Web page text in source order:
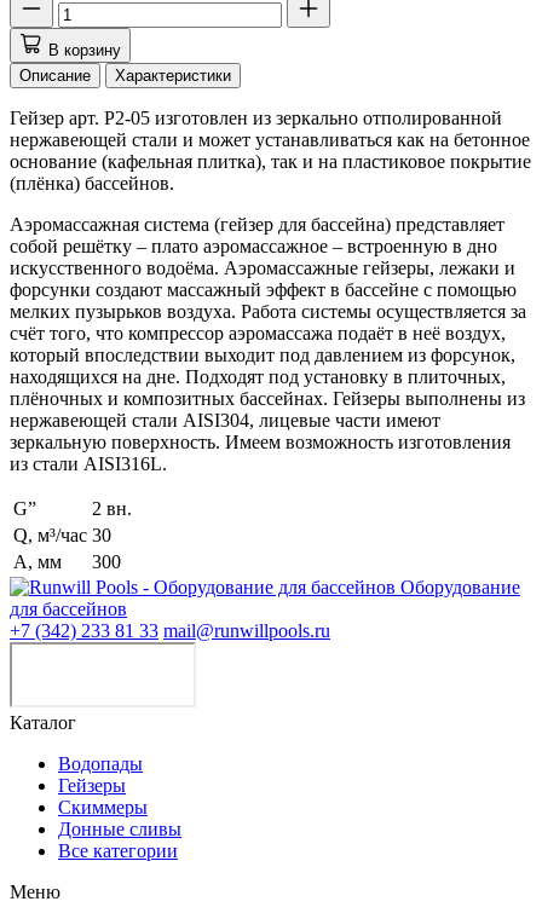
В корзину
Описание
Характеристики
Гейзер арт. Р2-05 изготовлен из зеркально отполированной
нержавеющей стали и может устанавливаться как на бетонное
основание (кафельная плитка), так и на пластиковое покрытие
(плёнка) бассейнов.
Аэромассажная система (гейзер для бассейна) представляет
собой решётку – плато аэромассажное – встроенную в дно
искусственного водоёма. Аэромассажные гейзеры, лежаки и
форсунки создают массажный эффект в бассейне с помощью
мелких пузырьков воздуха. Работа системы осуществляется за
счёт того, что компрессор аэромассажа подаёт в неё воздух,
который впоследствии выходит под давлением из форсунок,
находящихся на дне. Подходят под установку в плиточных,
плёночных и композитных бассейнах. Гейзеры выполнены из
нержавеющей стали AISI304, лицевые части имеют
зеркальную поверхность. Имеем возможность изготовления
из стали AISI316L.
G”
2 вн.
Q, м³/час 30
A, мм
300
Оборудование
для бассейнов
+7 (342) 233 81 33 mail@runwillpools.ru
Каталог
Водопады
Гейзеры
Скиммеры
Донные сливы
Все категории
Меню